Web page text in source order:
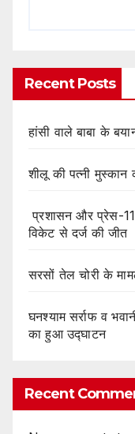
Recent Posts
हांसी वाले बाबा के
शीलू की पत्नी मुस्कान
प्रशासन और प्रेस-
विकेट से दर्ज की जीत
सरसों तेल चोरी के
घनश्याम सर्राफ व
का हुआ उद्घाटन
Recent